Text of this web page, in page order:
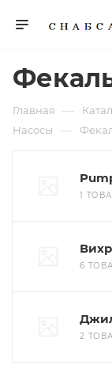
Главная —
Насосы —
1
6
2